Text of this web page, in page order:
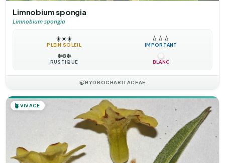
Limnobium spongia
Limnobium spongia
☀️☀️☀️
PLEIN SOLEIL
💧 💧 💧
IMPORTANT
❄️❄️❄️
RUSTIQUE BLANC
🍃HYDROCHARITACEAE
🪴 VIVACE